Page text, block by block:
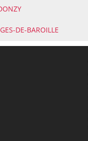
DE-BAROILLE